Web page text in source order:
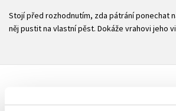
Stojí před rozhodnutím, zda pátrání ponechat
něj pustit na vlastní pěst. Dokáže vrahovi jeho